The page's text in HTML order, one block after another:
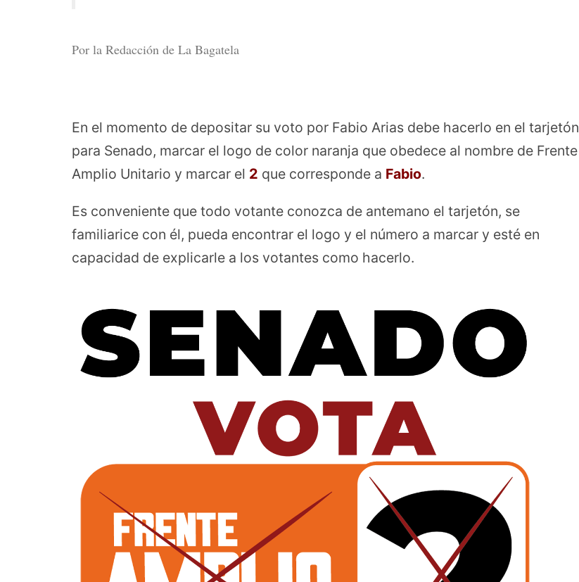
Por la Redacción de La Bagatela
En el momento de depositar su voto por Fabio Arias debe hacerlo en el tarjetón
para Senado, marcar el logo de color naranja que obedece al nombre de Frente
Amplio Unitario y marcar el 2 que corresponde a Fabio.
Es conveniente que todo votante conozca de antemano el tarjetón, se
familiarice con él, pueda encontrar el logo y el número a marcar y esté en
capacidad de explicarle a los votantes como hacerlo.